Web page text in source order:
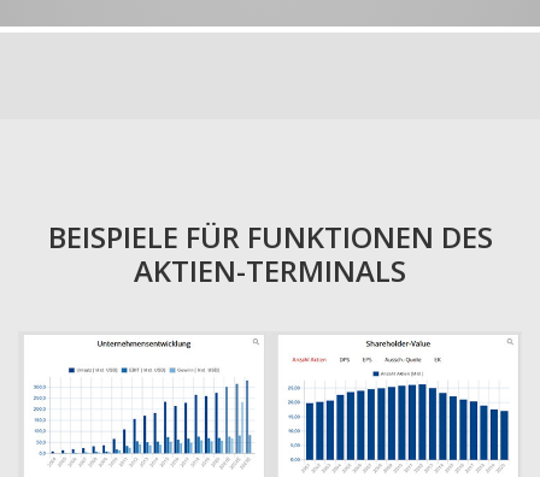
BEISPIELE FÜR FUNKTIONEN DES
AKTIEN-TERMINALS